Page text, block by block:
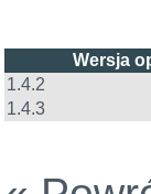
Wersja
1.4.2
1.4.3